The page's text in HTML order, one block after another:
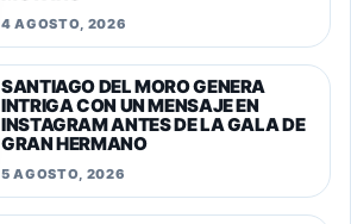
4 AGOSTO, 2026
SANTIAGO DEL MORO GENERA
INTRIGA CON UN MENSAJE EN
INSTAGRAM ANTES DE LA GALA DE
GRAN HERMANO
5 AGOSTO, 2026